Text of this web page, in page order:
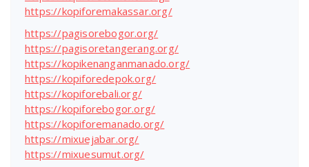
https://kopiforemakassar.org/
https://pagisorebogor.org/
https://pagisoretangerang.org/
https://kopikenanganmanado.org/
https://kopiforedepok.org/
https://kopiforebali.org/
https://kopiforebogor.org/
https://kopiforemanado.org/
https://mixuejabar.org/
https://mixuesumut.org/